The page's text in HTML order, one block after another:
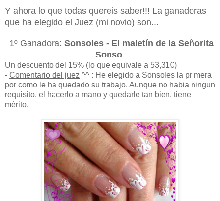
Y ahora lo que todas quereis saber!!! La ganadoras
que ha elegido el Juez (mi novio) son...
1º Ganadora: Sonsoles - El maletín de la Señorita
Sonso
Un descuento del 15% (lo que equivale a 53,31€)
- Comentario del juez ^^ : He elegido a Sonsoles la primera
por como le ha quedado su trabajo. Aunque no habia ningun
requisito, el hacerlo a mano y quedarle tan bien, tiene
mérito.